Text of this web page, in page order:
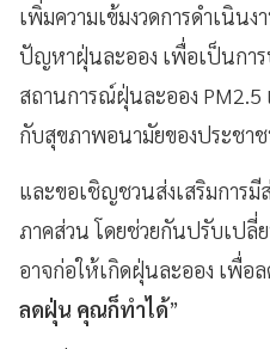
เพิ่มความเข้มงวดการดำเนิน
ปัญหาฝุ่นละออง เพื่อเป็นการ
สถานการณ์ฝุ่นละออง
กับสุขภาพอนามัยของประชา
และขอเชิญชวนส่งเสริมการ
ภาคส่วน โดยช่วยกันปรับเปลี่
อาจก่อให้เกิดฝุ่นละออง เพื่อ
ลดฝุ่น คุณก็ทําได้”